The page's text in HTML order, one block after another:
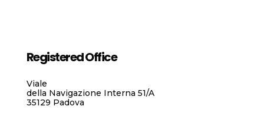
Registered Office
Viale
della Navigazione Interna 51/A
35129 Padova